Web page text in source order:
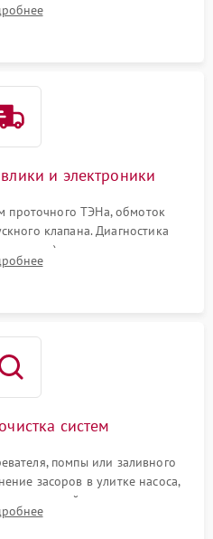
ТЭНу и сливной помпе.
и электроники
проточного ТЭНа, обмоток
клапана. Диагностика
воды), датчика мутности,
модуля управления.
систем
помпы или заливного
засоров в улитке насоса,
ремонт платы
поврежденной проводки.